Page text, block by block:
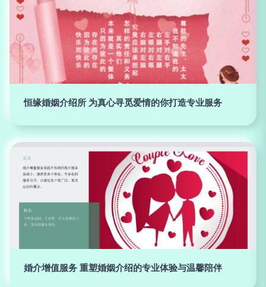
恒缘婚姻介绍所 为真心寻觅爱情的你打造专业服务
婚介增值服务 重塑婚姻介绍的专业体验与温馨陪伴